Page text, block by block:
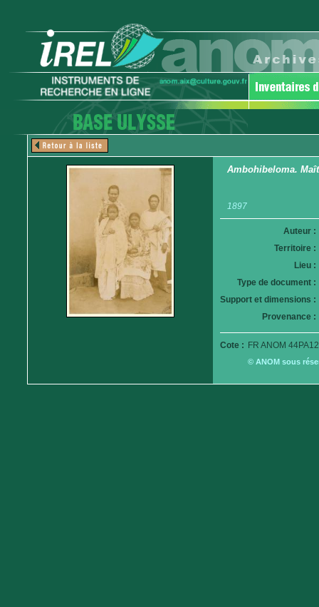
Ambohibeloma.
1897
Auteur :
Territoire :
Lieu :
Type de document :
Support et dimensions :
Provenance :
Cote : FR ANOM
© ANOM sous